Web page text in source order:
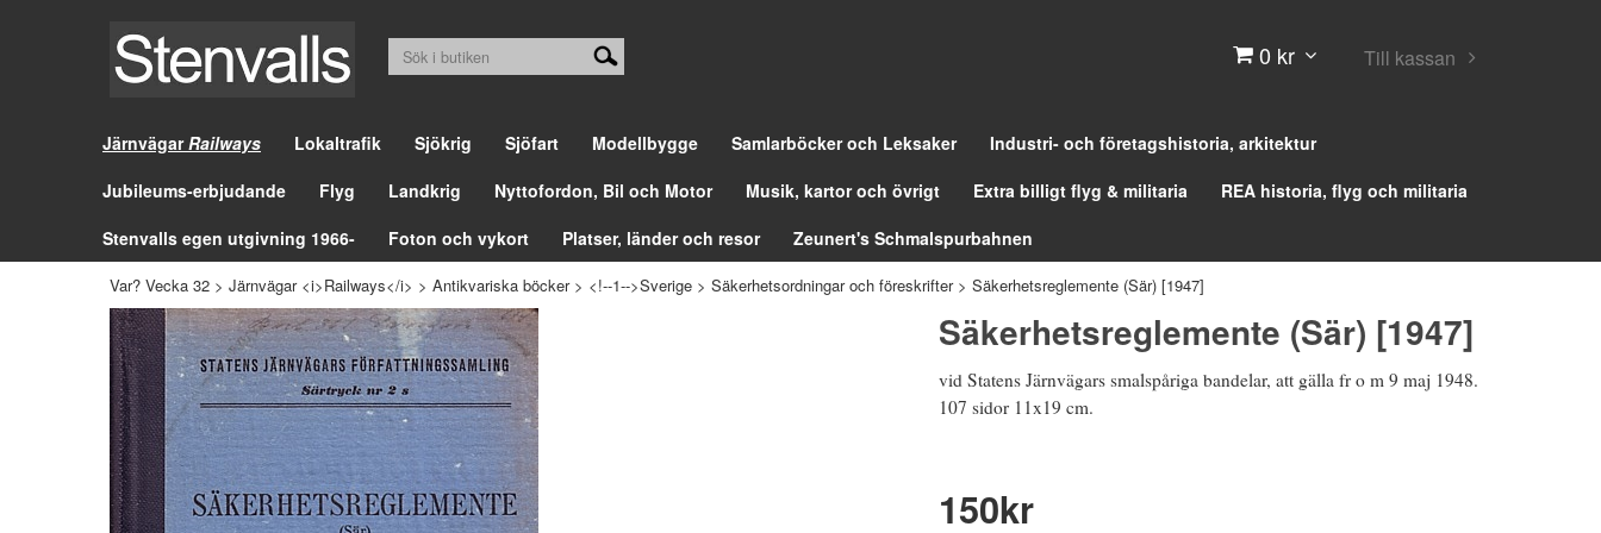
0 kr Till kassan
JärnvägarRailways Lokaltrafik Sjökrig Sjöfart Modellbygge Samlarböcker och Leksaker
Industri- och företagshistoria, arkitektur
Jubileums-erbjudande
Flyg Landkrig Nyttofordon, Bil och Motor Musik, kartor och övrigt Extra billigt flyg & militaria
REA historia, flyg och militaria
Stenvalls egen utgivning 1966-
Foton och vykort Platser, länder och resor Zeunert's Schmalspurbahnen
Var? Vecka 32 > Järnvägar <i>Railways</i> > Antikvariska böcker> <!--1-->Sverige > Säkerhetsordningar och föreskrifter> Säkerhetsreglemente (Sär) [1947]
Säkerhetsreglemente (Sär) [1947]
vid Statens Järnvägars smalspåriga bandelar, att gälla fr o m 9 maj 1948.
107 sidor 11x19 cm.
150kr